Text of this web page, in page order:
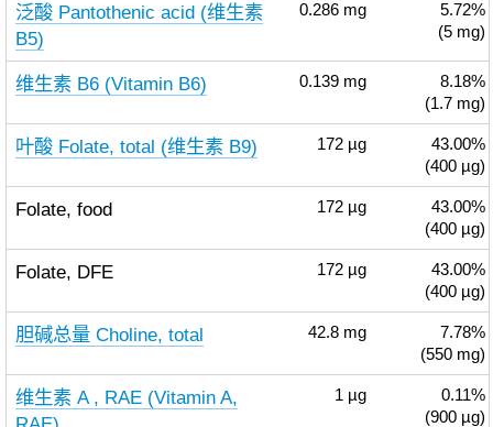
泛酸 Pantothenic acid (维生素
B5)
0.286 mg
5.72%
(5 mg)
维生素 B6 (Vitamin B6) 0.139 mg
8.18%
(1.7 mg)
叶酸 Folate, total (维生素 B9) 172 µg
43.00%
(400 µg)
Folate, food 172 µg
43.00%
(400 µg)
Folate, DFE 172 µg
43.00%
(400 µg)
胆碱总量 Choline, total 42.8 mg
7.78%
(550 mg)
维生素 A , RAE (Vitamin A,
1 µg
0.11%
(900 µg)